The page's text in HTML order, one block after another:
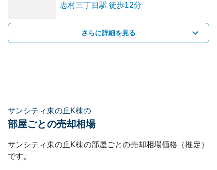
志村三丁目 駅 徒歩12分
さらに詳細を見る
サンシティ東の丘K棟の
部屋ごとの売却相場
サンシティ東の丘K棟の部屋ごとの売却相場価格（推定）
です。